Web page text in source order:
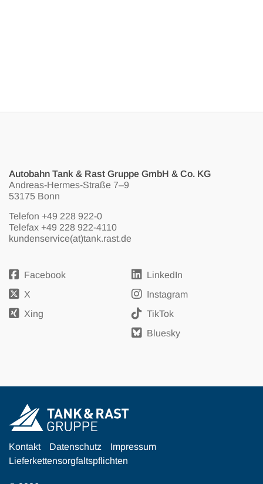
Autobahn Tank & Rast Gruppe GmbH & Co. KG
Andreas-Hermes-Straße 7–9
53175 Bonn
Telefon +49 228 922-0
Telefax +49 228 922-4110
kundenservice(at)tank.rast.de
Facebook
LinkedIn
X
Instagram
Xing
TikTok
Bluesky
Kontakt Datenschutz
Impressum
Lieferkettensorgfaltspflichten